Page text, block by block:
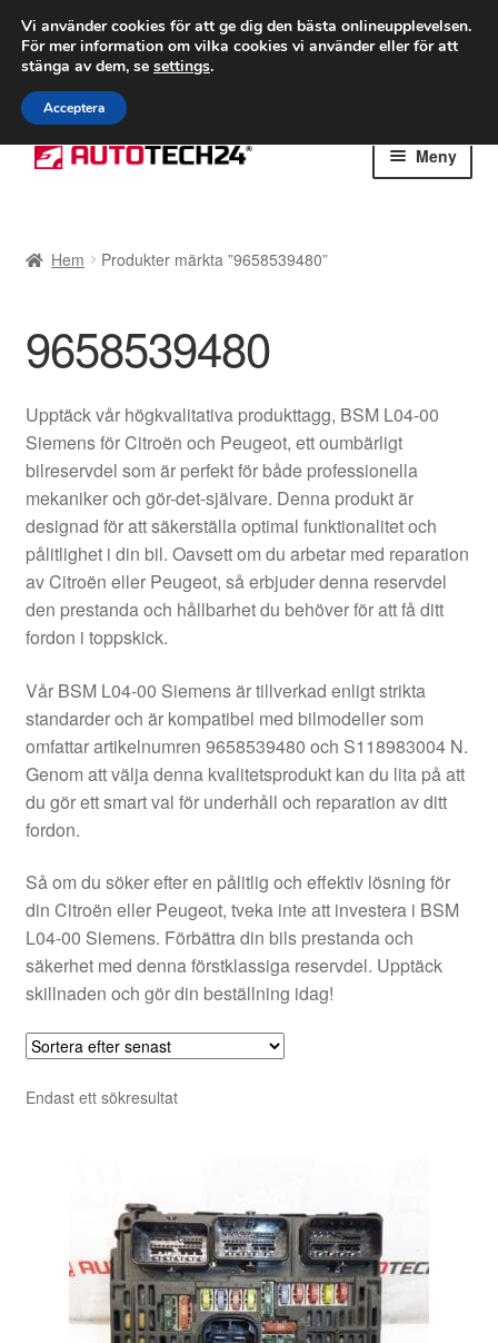
FRAKT från 75 kr
Världsomspännande frakt
Ring 766 924 713
Hoppa
till
Hoppa
till
Meny
Betalningar
Integritetspolicy
Kolla upp
Kontakt
Mitt konto
Om oss
Reklamationsprocedur
Transport
Vagn
Villkor
Hem Produkter märkta ”9658539480”
9658539480
Upptäck vår högkvalitativa produkttagg, BSM L04-00
Siemens för Citroën och Peugeot, ett oumbärligt
bilreservdel som är perfekt för både professionella
mekaniker och gör-det-självare. Denna produkt är
designad för att säkerställa optimal funktionalitet och
pålitlighet i din bil. Oavsett om du arbetar med reparation
av Citroën eller Peugeot, så erbjuder denna reservdel
den prestanda och hållbarhet du behöver för att få ditt
fordon i toppskick.
Vår BSM L04-00 Siemens är tillverkad enligt strikta
standarder och är kompatibel med bilmodeller som
omfattar artikelnumren 9658539480 och S118983004 N.
Genom att välja denna kvalitetsprodukt kan du lita på att
du gör ett smart val för underhåll och reparation av ditt
fordon.
Så om du söker efter en pålitlig och effektiv lösning för
din Citroën eller Peugeot, tveka inte att investera i BSM
L04-00 Siemens. Förbättra din bils prestanda och
säkerhet med denna förstklassiga reservdel. Upptäck
skillnaden och gör din beställning idag!
Endast ett sökresultat
Vi använder cookies för att ge dig den bästa onlineupplevelsen.
För mer information om vilka cookies vi använder eller för att
stänga av dem, se settings.
Acceptera